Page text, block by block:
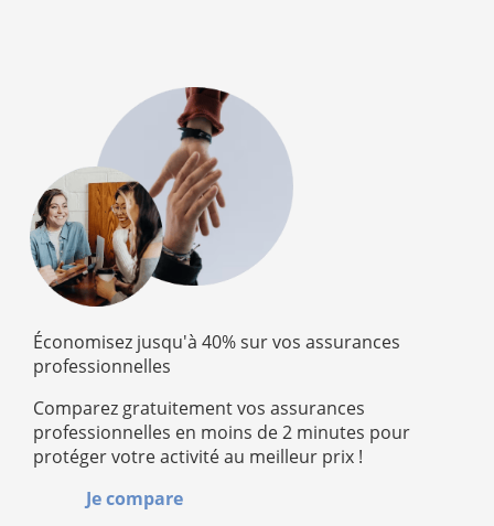
Économisez jusqu'à 40% sur vos assurances
professionnelles
Comparez gratuitement vos assurances
professionnelles en moins de 2 minutes pour
protéger votre activité au meilleur prix !
Je compare